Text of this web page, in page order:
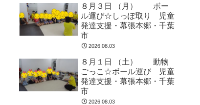
８月３日 （月） ボー
ル運び☆しっぽ取り 児童
発達支援・幕張本郷・千葉
市
2026.08.03
８月１日 （土） 動物
ごっこ☆ボール運び 児童
発達支援・幕張本郷・千葉
市
2026.08.03